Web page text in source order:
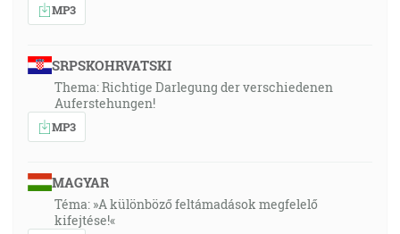
MP3
SRPSKOHRVATSKI
Thema: Richtige Darlegung der verschiedenen
Auferstehungen!
MP3
MAGYAR
Téma: »A különböző feltámadások megfelelő
kifejtése!«